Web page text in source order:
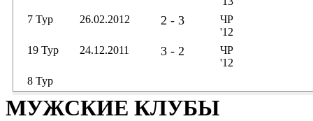
7 Тур
26.02.2012 2 - 3
ЧР
'12
19 Тур
24.12.2011 3 - 2
ЧР
'12
8 Тур
МУЖСКИЕ КЛУБЫ